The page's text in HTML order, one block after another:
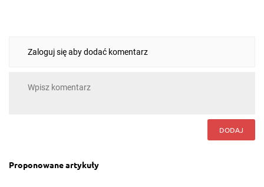
Zaloguj się aby dodać komentarz
DODAJ
Proponowane artykuły